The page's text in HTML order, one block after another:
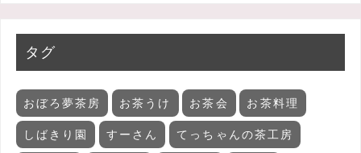
タグ
おぼろ夢茶房 お茶うけ お茶会 お茶料理
しばきり園 すーさん てっちゃんの茶工房